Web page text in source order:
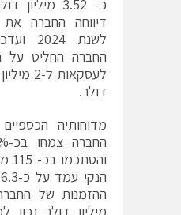
כ- 3.52
דיווחה החברה את
לשנת
החברה החליט על
דולר.
מדוחותיה
מיליון דולר